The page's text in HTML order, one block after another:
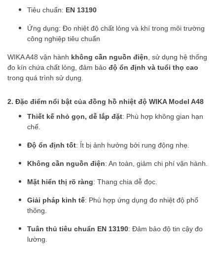
Tiêu chuẩn: EN 13190
Ứng dụng: Đo nhiệt độ chất lỏng và khí trong môi trường
công nghiệp tiêu chuẩn
WIKA A48 vận hành không cần nguồn điện , sử dụng hệ thống
đo kín chứa chất lỏng, đảm bảo độ ổn định và tuổi thọ cao
trong quá trình sử dụng.
2. Đặc điểm nổi bật của đồng hồ nhiệt độ WIKA Model A48
Thiết kế nhỏ gọn, dễ lắp đặt: Phù hợp không gian hạn
chế.
Độ ổn định tốt: Ít bị ảnh hưởng bởi rung động nhẹ.
Không cần nguồn điện: An toàn, giảm chi phí vận hành.
Mặt hiển thị rõ ràng: Thang chia dễ đọc.
Giải pháp kinh tế: Phù hợp ứng dụng đo nhiệt độ phổ
thông.
Tuân thủ tiêu chuẩn EN 13190: Đảm bảo độ tin cậy đo
lường.